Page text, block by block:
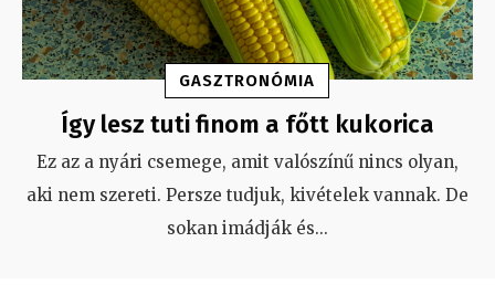
GASZTRONÓMIA
Így lesz tuti finom a főtt kukorica
Ez az a nyári csemege, amit valószínű nincs olyan,
aki nem szereti. Persze tudjuk, kivételek vannak. De
sokan imádják és...